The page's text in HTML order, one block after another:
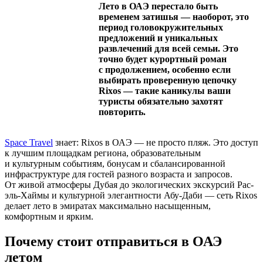
Лето в ОАЭ перестало быть
временем затишья — наоборот, это
период головокружительных
предложений и уникальных
развлечений для всей семьи. Это
точно будет курортный роман
с продолжением, особенно если
выбирать проверенную цепочку
Rixos — такие каникулы ваши
туристы обязательно захотят
повторить.
Space Travel знает: Rixos в ОАЭ — не просто пляж. Это доступ
к лучшим площадкам региона, образовательным
и культурным событиям, бонусам и сбалансированной
инфраструктуре для гостей разного возраста и запросов.
От живой атмосферы Дубая до экологических экскурсий Рас-
эль-Хаймы и культурной элегантности Абу-Даби — сеть Rixos
делает лето в эмиратах максимально насыщенным,
комфортным и ярким.
Почему стоит отправиться в ОАЭ
летом